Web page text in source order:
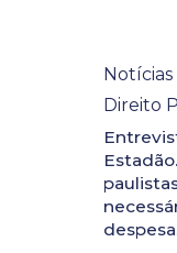
Notícias
Direito